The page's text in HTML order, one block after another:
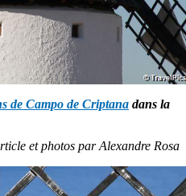
de Campo de Criptana dans la
et photos par Alexandre Rosa